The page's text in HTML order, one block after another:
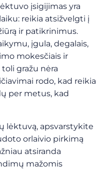
įsigijimas yra
reikia atsižvelgti į
ir patikrinimus.
įgula, degalais,
mokesčiais ir
gražu nėra
rodo, kad reikia
per metus, kad
lėktuvą, apsvarstykite
orlaivio pirkimą
atsiranda
mažomis